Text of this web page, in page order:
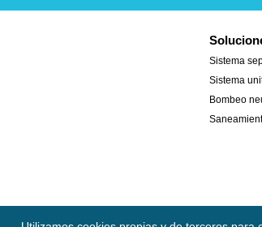
Sistema
Sistema
Bombeo